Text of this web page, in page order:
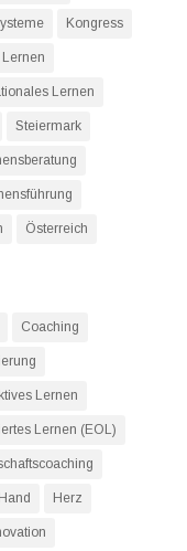
Kongress
Lernen
Lernen
Steiermark
Österreich
Coaching
Lernen
Lernen (EOL)
Hand Herz